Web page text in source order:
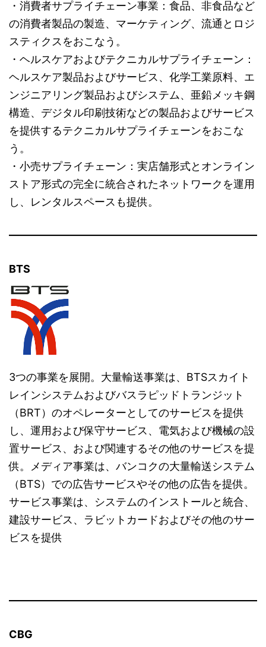
・消費者サプライチェーン事業：食品、非食品など
の消費者製品の製造、マーケティング、流通とロジ
スティクスをおこなう。
・ヘルスケアおよびテクニカルサプライチェーン：
ヘルスケア製品およびサービス、化学工業原料、エ
ンジニアリング製品およびシステム、亜鉛メッキ鋼
構造、デジタル印刷技術などの製品およびサービス
を提供するテクニカルサプライチェーンをおこな
う。
・小売サプライチェーン：実店舗形式とオンライン
ストア形式の完全に統合されたネットワークを運用
し、レンタルスペースも提供。
BTS
3つの事業を展開。大量輸送事業は、BTSスカイト
レインシステムおよびバスラピッドトランジット
（BRT）のオペレーターとしてのサービスを提供
し、運用および保守サービス、電気および機械の設
置サービス、および関連するその他のサービスを提
供。メディア事業は、バンコクの大量輸送システム
（BTS）での広告サービスやその他の広告を提供。
サービス事業は、システムのインストールと統合、
建設サービス、ラビットカードおよびその他のサー
ビスを提供
CBG